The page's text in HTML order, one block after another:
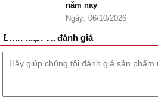
Pin 4,300 mAh cho thời gian sử
256GB trọn ngày, kết hợp sạc
không dây Qi2 tiện lợi.
Thiết kế mỏng nhẹ 7.2mm với
cụm camera viên thuốc hiện đại
Cam kết cập nhật hệ điều hành và
năm nay
Ngày: 06/10/2026
Bình luận và đánh giá